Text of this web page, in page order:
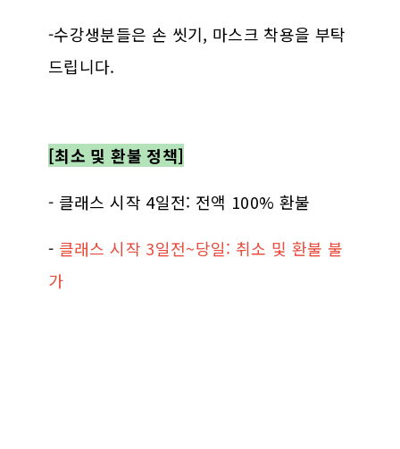
-수강생분들은 손 씻기, 마스크 착용을 부탁
드립니다.
[최소 및 환불 정책]
- 클래스 시작 4일전: 전액 100% 환불
- 클래스 시작 3일전~당일: 취소 및 환불 불
가